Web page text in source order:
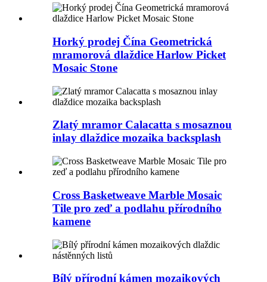
Horký prodej Čína Geometrická
mramorová dlaždice Harlow Picket
Mosaic Stone
Zlatý mramor Calacatta s mosaznou
inlay dlaždice mozaika backsplash
Cross Basketweave Marble Mosaic
Tile pro zeď a podlahu přírodního
kamene
Bílý přírodní kámen mozaikových